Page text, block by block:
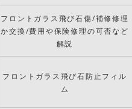
フロントガラス飛び石傷/補修修理
か交換/費用や保険修理の可否など
解説
フロントガラス飛び石防止フィル
ム